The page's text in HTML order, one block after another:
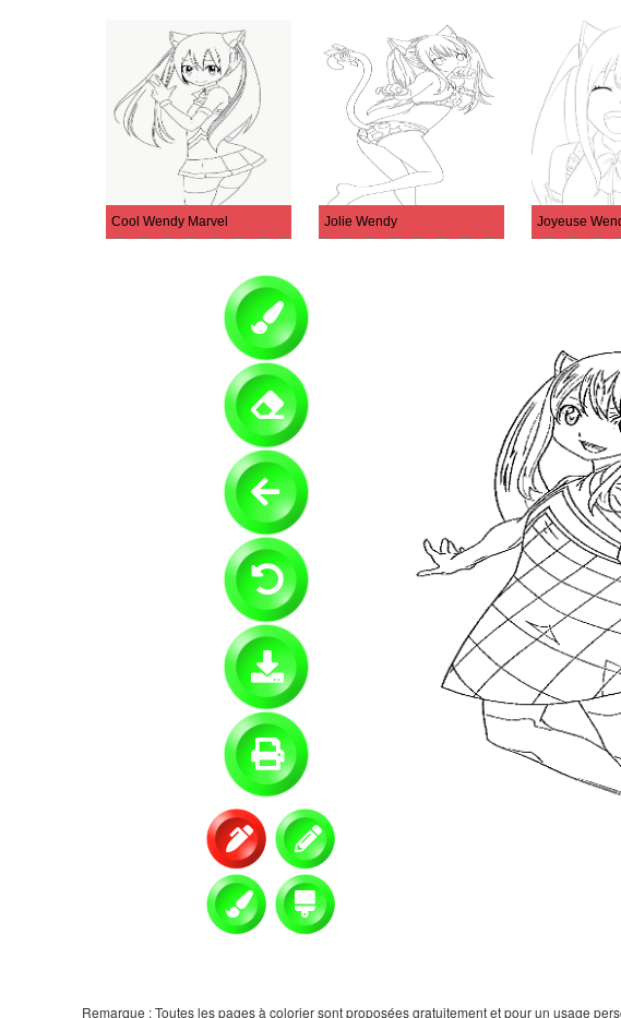
Cool Wendy Marvel Jolie Wendy Joyeuse
Remarque : Toutes les pages à colorier sont proposées gratuitement et pour un usage